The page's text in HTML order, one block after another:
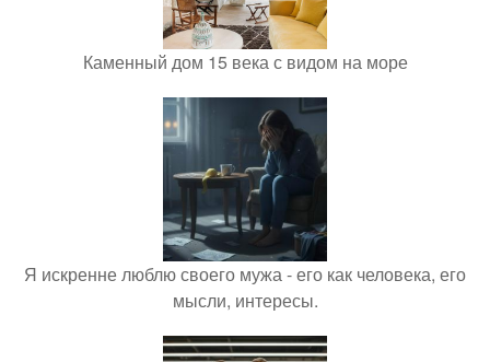
Каменный дом 15 века с видом на море
Я искренне люблю своего мужа - его как человека, его
мысли, интересы.